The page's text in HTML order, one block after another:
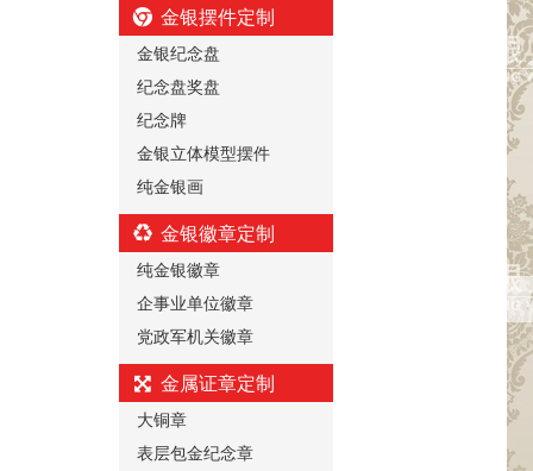
金银摆件定制
金银纪念盘
纪念盘奖盘
纪念牌
金银立体模型摆件
纯金银画
金银徽章定制
纯金银徽章
企事业单位徽章
党政军机关徽章
金属证章定制
大铜章
表层包金纪念章